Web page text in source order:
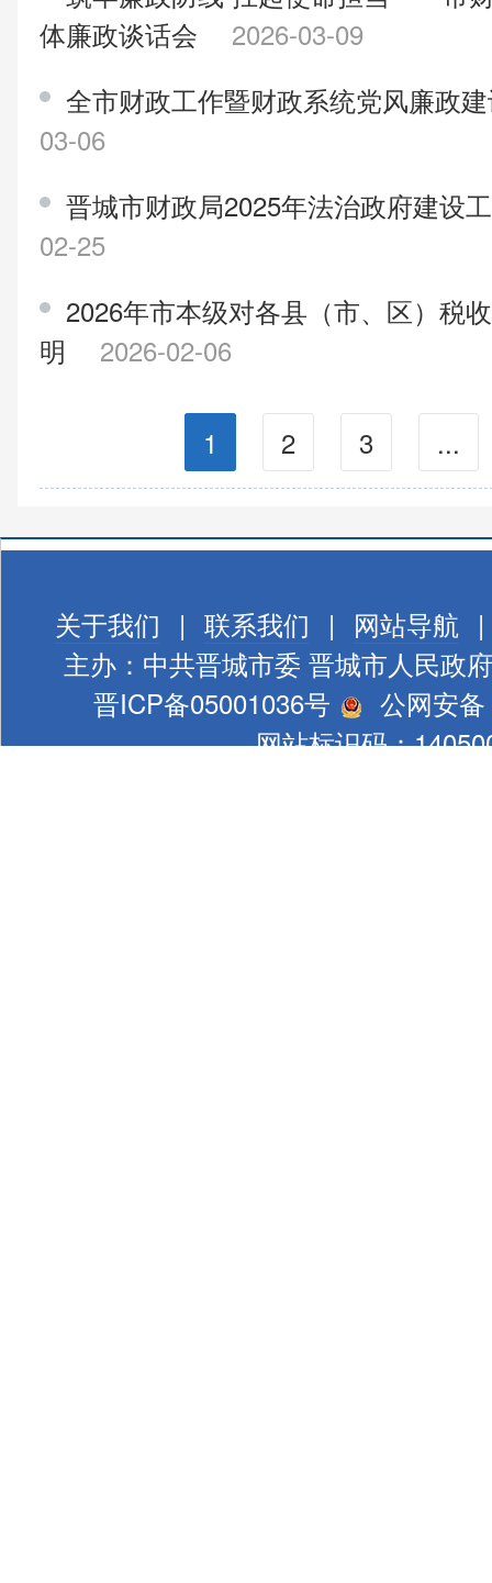
体廉政谈话会
2026-03-09
全市财政工作暨财政系统党风廉政
03-06
晋城市财政局2025年法治政府建设
02-25
2026年市本级对各县（市、区）税
明
2026-02-06
1 2 3 ...
关于我们 | 联系我们 | 网站导航 |
主办：中共晋城市委 晋城市人民政府
晋ICP备05001036号
公网安
网站标识码：